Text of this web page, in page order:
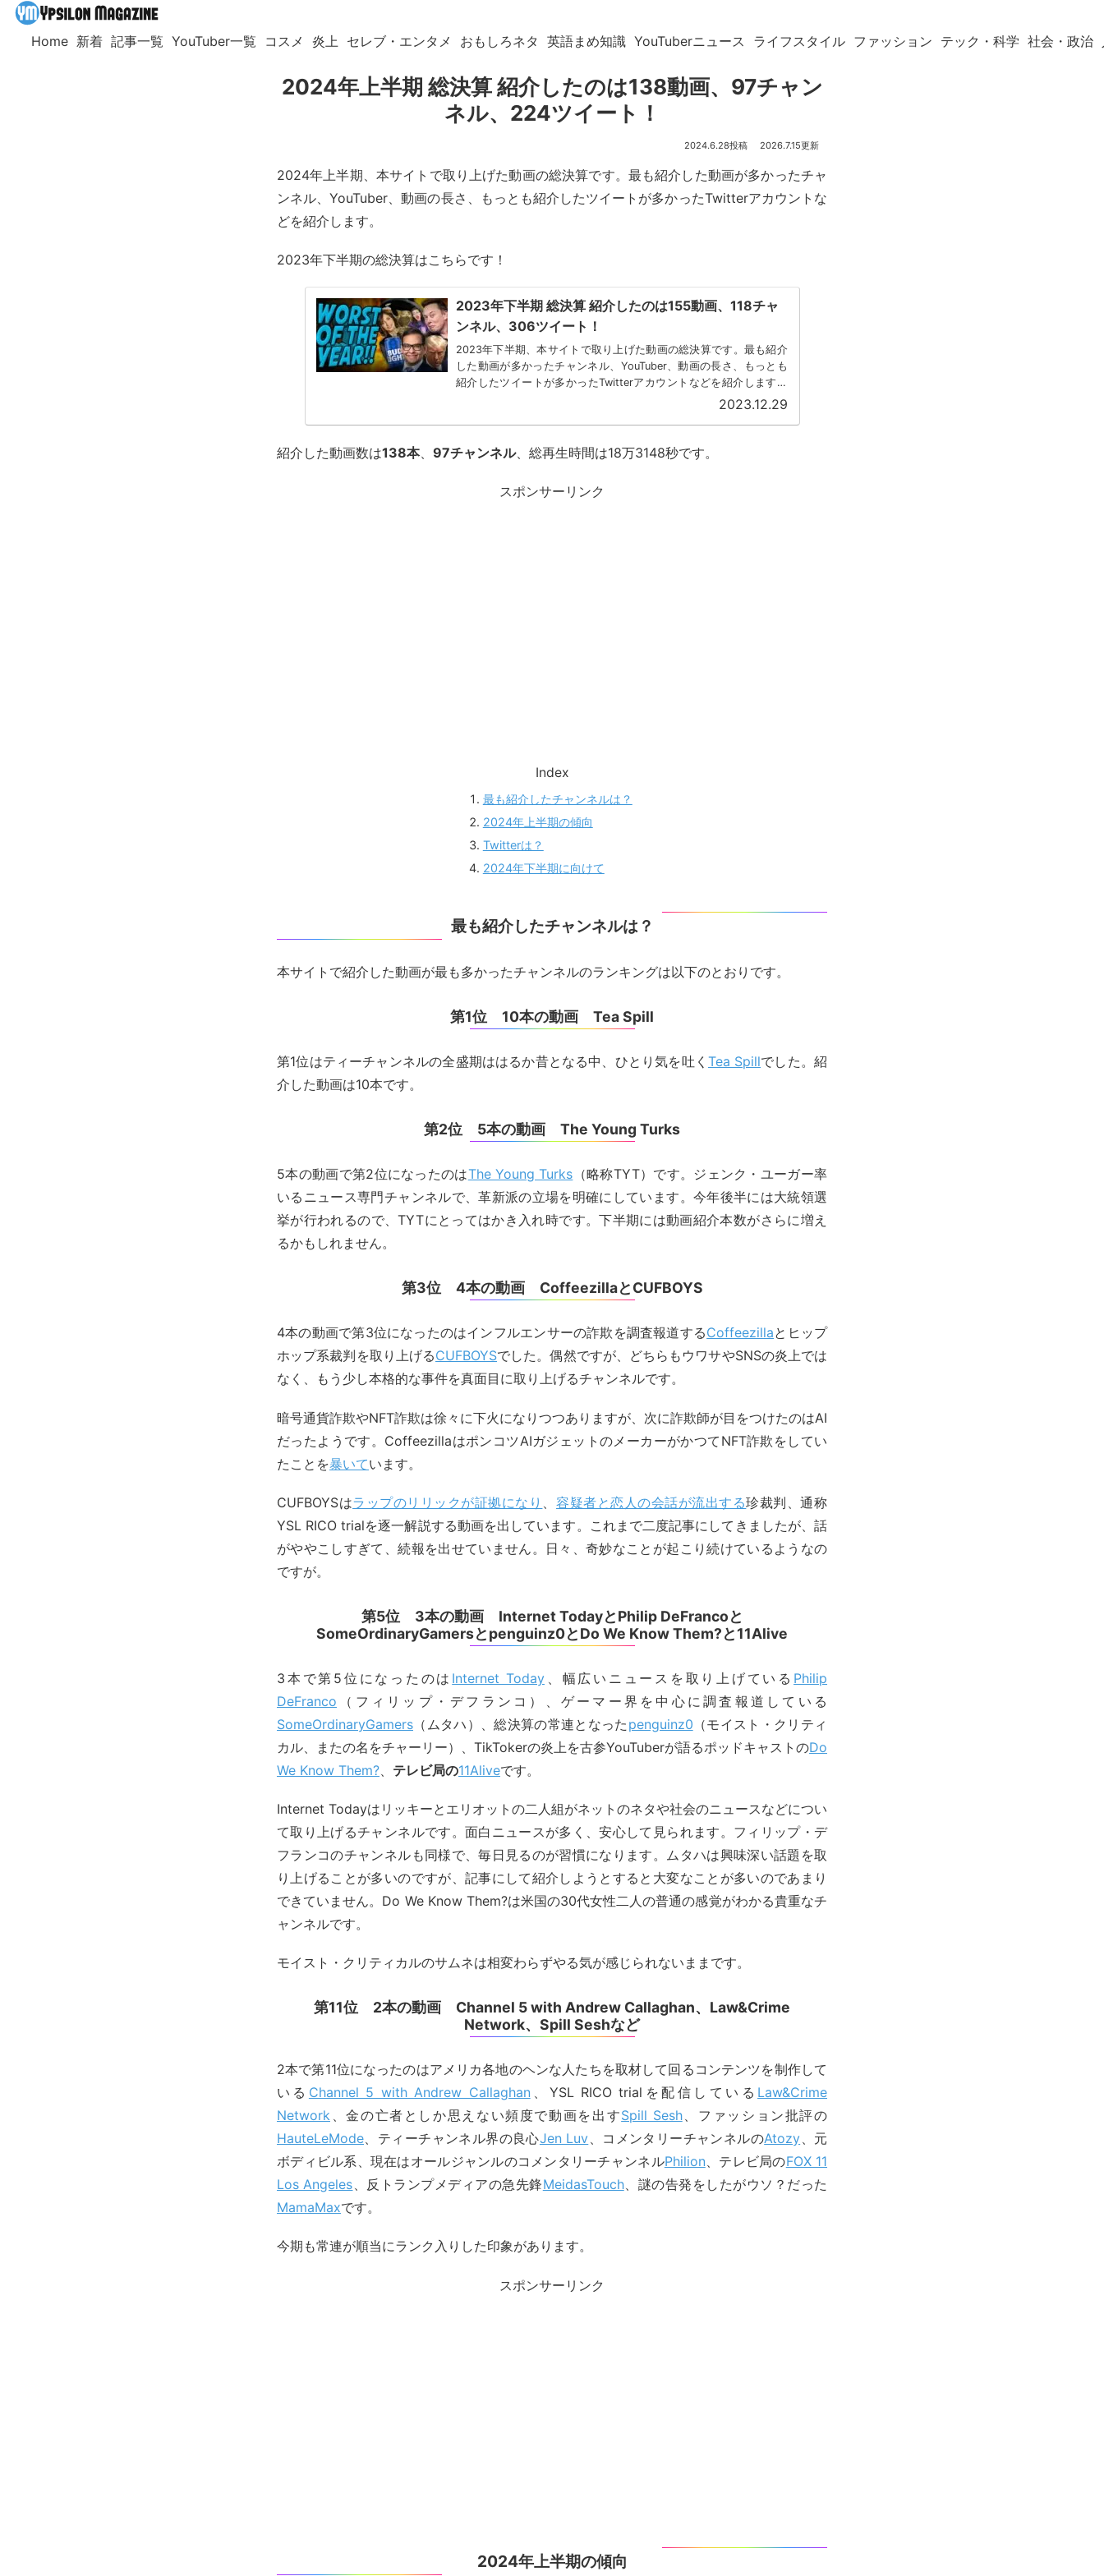
Home 新着 記事一覧 YouTuber一覧 コスメ 炎上 セレブ・エンタメ おもしろネタ 英語まめ知識 YouTuberニュース ライフスタイル ファッション テック・科学 社会・政治
2024年上半期 総決算 紹介したのは138動画、97チャン
ネル、224ツイート！
2024.6.28 2026.7.15
2024年上半期、本サイトで取り上げた動画の総決算です。最も紹介した動画が多かったチャ
ンネル、YouTuber、動画の長さ、もっとも紹介したツイートが多かったTwitterアカウントな
どを紹介します。
2023年下半期の総決算はこちらです！
2023年下半期 総決算 紹介したのは155動画、118チャ
ンネル、306ツイート！
2023年下半期、本サイトで取り上げた動画の総決算です。最も紹介
した動画が多かったチャンネル、YouTuber、動画の長さ、もっとも
紹介したツイートが多かったTwitterアカウントなどを紹介します。
2023.12.29
紹介した動画数は138本、 97チャンネル、総再生時間は18万3148秒です。
スポンサーリンク
Index
最も紹介したチャンネルは？
2024年上半期の傾向
Twitterは？
2024年下半期に向けて
最も紹介したチャンネルは？
本サイトで紹介した動画が最も多かったチャンネルのランキングは以下のとおりです。
第1位 10本の動画 Tea Spill
第1位はティーチャンネルの全盛期ははるか昔となる中、ひとり気を吐く Tea Spillでした。紹
介した動画は10本です。
第2位 5本の動画 The Young Turks
5本の動画で第2位になったのはThe Young Turks （略称TYT）です。ジェンク・ユーガー率
いるニュース専門チャンネルで、革新派の立場を明確にしています。今年後半には大統領選
挙が行われるので、TYTにとってはかき入れ時です。下半期には動画紹介本数がさらに増え
るかもしれません。
第3位 4本の動画 CoffeezillaとCUFBOYS
4本の動画で第3位になったのはインフルエンサーの詐欺を調査報道するCoffeezillaとヒップ
ホップ系裁判を取り上げるCUFBOYSでした。偶然ですが、どちらもウワサやSNSの炎上では
なく、もう少し本格的な事件を真面目に取り上げるチャンネルです。
暗号通貨詐欺やNFT詐欺は徐々に下火になりつつありますが、次に詐欺師が目をつけたのはAI
だったようです。CoffeezillaはポンコツAIガジェットのメーカーがかつてNFT詐欺をしてい
たことを暴いています。
CUFBOYSはラップのリリックが証拠になり 容疑者と恋人の会話が流出する珍裁判、通称
YSL RICO trialを逐一解説する動画を出しています。これまで二度記事にしてきましたが、話
がややこしすぎて、続報を出せていません。日々、奇妙なことが起こり続けているようなの
ですが。
第5位 3本の動画 Internet TodayとPhilip DeFrancoと
SomeOrdinaryGamersとpenguinz0とDo We Know Them?と11Alive
3本で第5位になったのは Internet Today、幅広いニュースを取り上げている Philip
DeFranco （フィリップ・デフランコ）、ゲーマー界を中心に調査報道している
SomeOrdinaryGamers （ムタハ）、総決算の常連となった penguinz0 （モイスト・クリティ
カル、またの名をチャーリー）、TikTokerの炎上を古参YouTuberが語るポッドキャストのDo
We Know Them?
テレビ局の11Aliveです。
Internet Todayはリッキーとエリオットの二人組がネットのネタや社会のニュースなどについ
て取り上げるチャンネルです。面白ニュースが多く、安心して見られます。フィリップ・デ
フランコのチャンネルも同様で、毎日見るのが習慣になります。ムタハは興味深い話題を取
り上げることが多いのですが、記事にして紹介しようとすると大変なことが多いのであまり
できていません。Do We Know Them?は米国の30代女性二人の普通の感覚がわかる貴重なチ
ャンネルです。
モイスト・クリティカルのサムネは相変わらずやる気が感じられないままです。
第11位 2本の動画 Channel 5 with Andrew Callaghan、Law&Crime
Network、Spill Seshなど
2本で第11位になったのはアメリカ各地のヘンな人たちを取材して回るコンテンツを制作して
いる Channel 5 with Andrew Callaghan、YSL RICO trialを配信している Law&Crime
Network 、金の亡者としか思えない頻度で動画を出すSpill Sesh、ファッション批評の
HauteLeMode、ティーチャンネル界の良心Jen Luv、コメンタリーチャンネルのAtozy、元
ボディビル系、現在はオールジャンルのコメンタリーチャンネルPhilion、テレビ局のFOX 11
Los Angeles、反トランプメディアの急先鋒MeidasTouch、謎の告発をしたがウソ？だった
MamaMaxです。
今期も常連が順当にランク入りした印象があります。
スポンサーリンク
2024年上半期の傾向